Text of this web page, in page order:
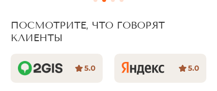
ПОСМОТРИТЕ, ЧТО ГОВОРЯТ
КЛИЕНТЫ
5.0 5.0